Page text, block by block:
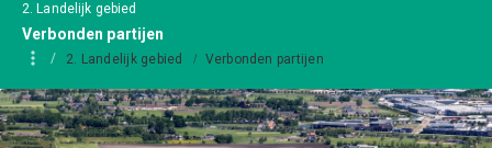
2. Landelijk gebied
Verbonden partijen
2. Landelijk gebied Verbonden partijen